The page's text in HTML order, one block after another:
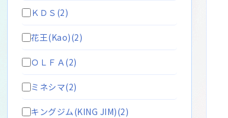
ＫＤＳ(2)
花王(Kao)(2)
ＯＬＦＡ(2)
ミネシマ(2)
キングジム(KING JIM)(2)